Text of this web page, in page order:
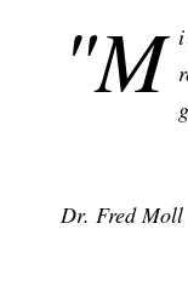
"M i
Dr. Fred Moll